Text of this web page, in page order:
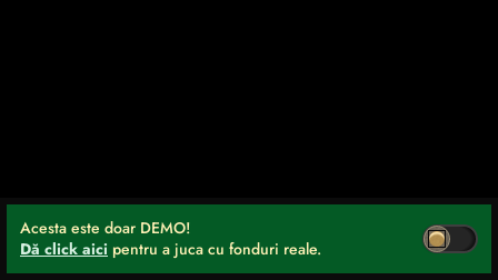
Acesta este doar DEMO!
Dă click aici pentru a juca cu fonduri reale.